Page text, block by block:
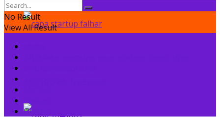
No Result
View All Result
Ofertas